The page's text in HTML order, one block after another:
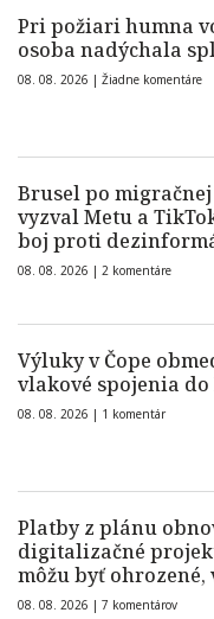
Pri požiari humna
osoba nadýchala
08. 08. 2026 | Žiadne komentáre
Brusel po
vyzval Metu a
boj proti
08. 08. 2026 | 2 komentáre
Výluky v Čope
vlakové spojenia do
08. 08. 2026 | 1 komentár
Platby z plánu
digitalizačné
môžu byť ohrozené,
08. 08. 2026 | 7 komentárov